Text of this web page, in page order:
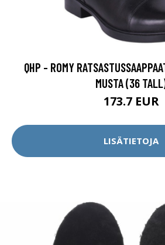
QHP - ROMY
MUSTA (36
173.7 EUR
LISÄTIETOJA